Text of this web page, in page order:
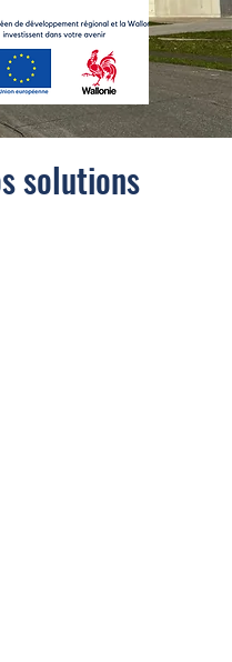
solutions